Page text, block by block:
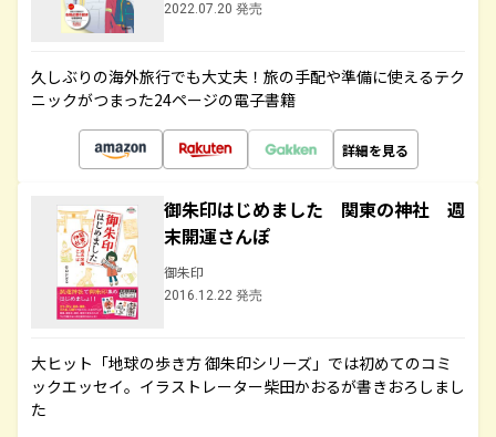
2022.07.20 発売
久しぶりの海外旅行でも大丈夫！旅の手配や準備に使えるテク
ニックがつまった24ページの電子書籍
詳細を見る
御朱印はじめました 関東の神社 週
末開運さんぽ
御朱印
2016.12.22 発売
大ヒット「地球の歩き方 御朱印シリーズ」では初めてのコミ
ックエッセイ。イラストレーター柴田かおるが書きおろしまし
た